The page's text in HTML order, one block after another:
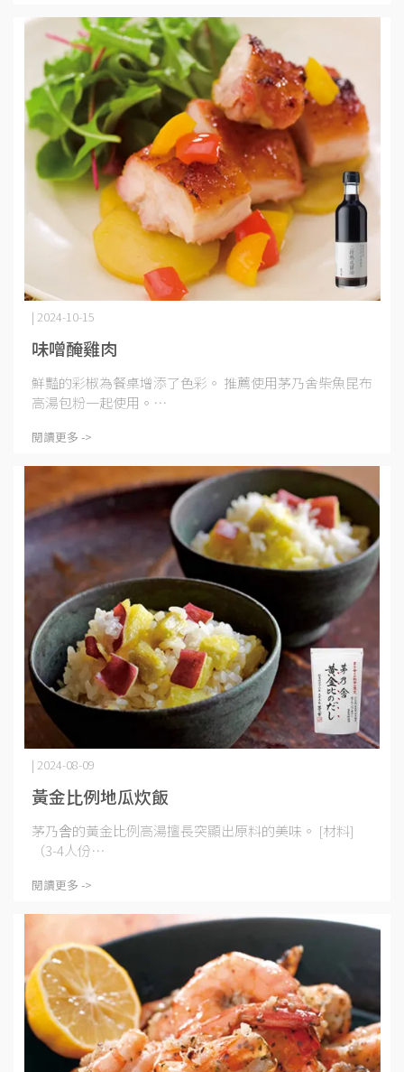
味噌醃雞肉
| 2024-10-15
鮮豔的彩椒為餐桌增添了色彩。 推薦使用茅乃舍柴魚昆布
高湯包粉一起使用。⋯
閱讀更多 ->
黃金比例地瓜炊飯
| 2024-08-09
茅乃舎的黃金比例高湯擅長突顯出原料的美味。 [材料]
（3-4人份⋯
閱讀更多 ->